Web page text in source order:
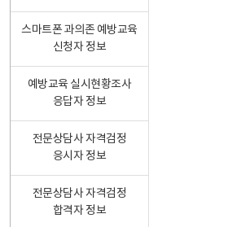
스마트폰 과의존 예방교육
신청자 정보
예방교육 실시현황조사
응답자 정보
전문상담사 자격검정
응시자 정보
전문상담사 자격검정
합격자 정보